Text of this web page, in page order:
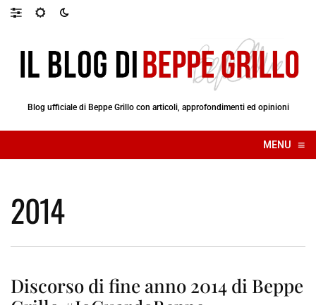
Blog ufficiale di Beppe Grillo con articoli, approfondimenti ed opinioni
MENU ≡
☰
2014
Discorso di fine anno 2014 di Beppe